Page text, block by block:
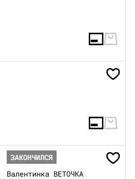
ЗАКОНЧИЛСЯ
Валентинка ВЕТОЧКА